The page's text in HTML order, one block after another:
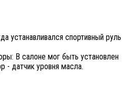
устанавливался спортивный руль
В салоне мог быть установлен
- датчик уровня масла.